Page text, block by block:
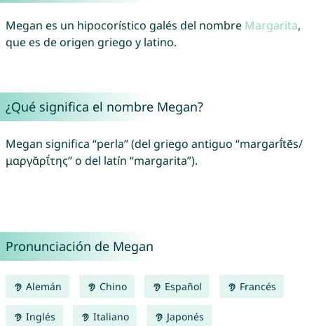
Megan es un hipocorístico galés del nombre Margarita,
que es de origen griego y latino.
¿Qué significa el nombre Megan?
Megan significa “perla” (del griego antiguo “margarī́tēs/
μαργᾰρῑ́της” o del latín “margarita”).
Pronunciación de Megan
Alemán Chino Español Francés
Inglés Italiano Japonés